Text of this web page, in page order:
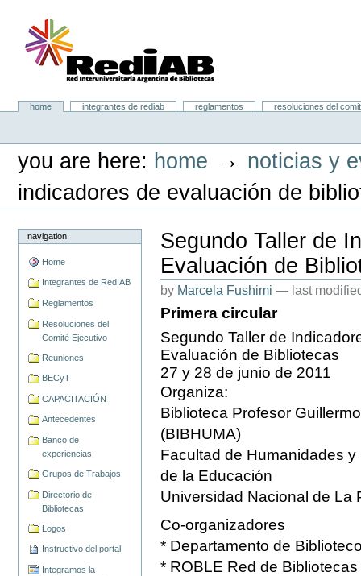
content.
Portal RedIAB
Sectionshome integrantes de rediab reglamentos
resoluciones del
you are here: home → noticias y
indicadores de evaluación de
navigation
Home
Integrantes de RedIAB
Reglamentos
Resoluciones del
Comité Ejecutivo
Reuniones
BECyT
CAPACITACIÓN
Antecedentes
Banco de
experiencias
Grupos de Trabajos
Directorio de
Bibliotecas
Logos
Instructivo del portal
Integramos la
Segundo Taller de
Evaluación de
by Marcela Fushimi — last
Primera circular
Segundo Taller de
Evaluación de Bibliotecas
27 y 28 de junio de 2011
Organiza:
Biblioteca Profesor
(BIBHUMA)
Facultad de Humanidades y
de la Educación
Universidad Nacional de La
Co-organizadores
* Departamento de
* ROBLE Red de